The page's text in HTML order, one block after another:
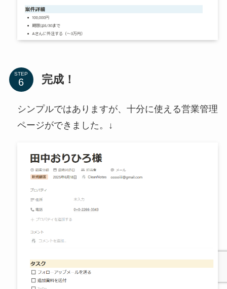
STEP 完成！
シンプルではありますが、十分に使える営業管理
ページができました。↓